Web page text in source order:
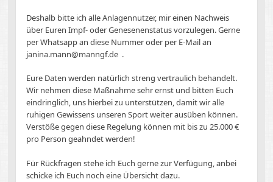
Deshalb bitte ich alle Anlagennutzer, mir einen Nachweis
über Euren Impf- oder Genesenenstatus vorzulegen. Gerne
per Whatsapp an diese Nummer oder per E-Mail an
janina.mann@manngf.de .
Eure Daten werden natürlich streng vertraulich behandelt.
Wir nehmen diese Maßnahme sehr ernst und bitten Euch
eindringlich, uns hierbei zu unterstützen, damit wir alle
ruhigen Gewissens unseren Sport weiter ausüben können.
Verstöße gegen diese Regelung können mit bis zu 25.000 €
pro Person geahndet werden!
Für Rückfragen stehe ich Euch gerne zur Verfügung, anbei
schicke ich Euch noch eine Übersicht dazu.